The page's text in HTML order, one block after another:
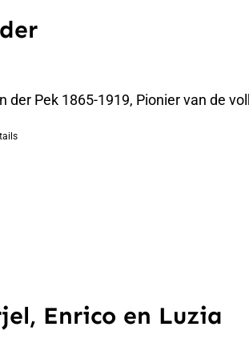
der Pek 1865-1919, Pionier van de
Enrico en Luzia